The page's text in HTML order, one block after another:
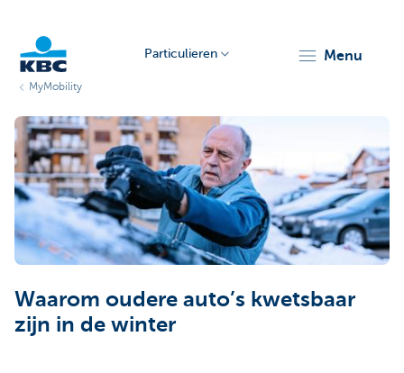
Particulieren
Particulieren menu
MyMobility
Waarom oudere auto’s kwetsbaar
zijn in de winter